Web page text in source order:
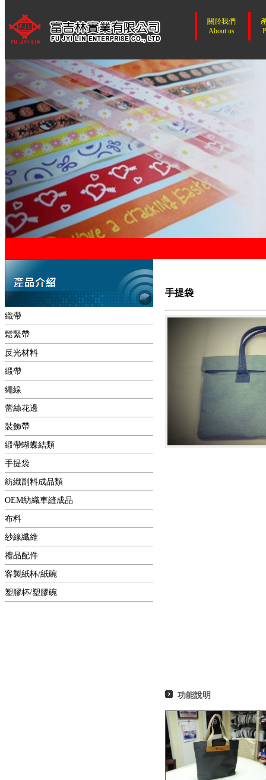
關於我們
About us
織帶
鬆緊帶
反光材料
緞帶
繩線
蕾絲花邊
裝飾帶
緞帶蝴蝶結類
手提袋
紡織副料成品類
OEM紡織車縫成品
布料
紗線纖維
禮品配件
客製紙杯/紙碗
塑膠杯/塑膠碗
手提袋
功能說明